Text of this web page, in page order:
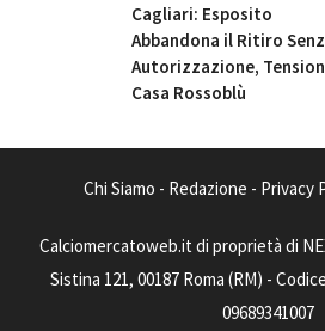
Cagliari: Esposito
Abbandona il Ritiro
Autorizzazione,
Casa Rossoblù
Chi Siamo - Redazione - Privacy
Calciomercatoweb.it di proprietà di
Sistina 121, 00187 Roma (RM) -
09689341007